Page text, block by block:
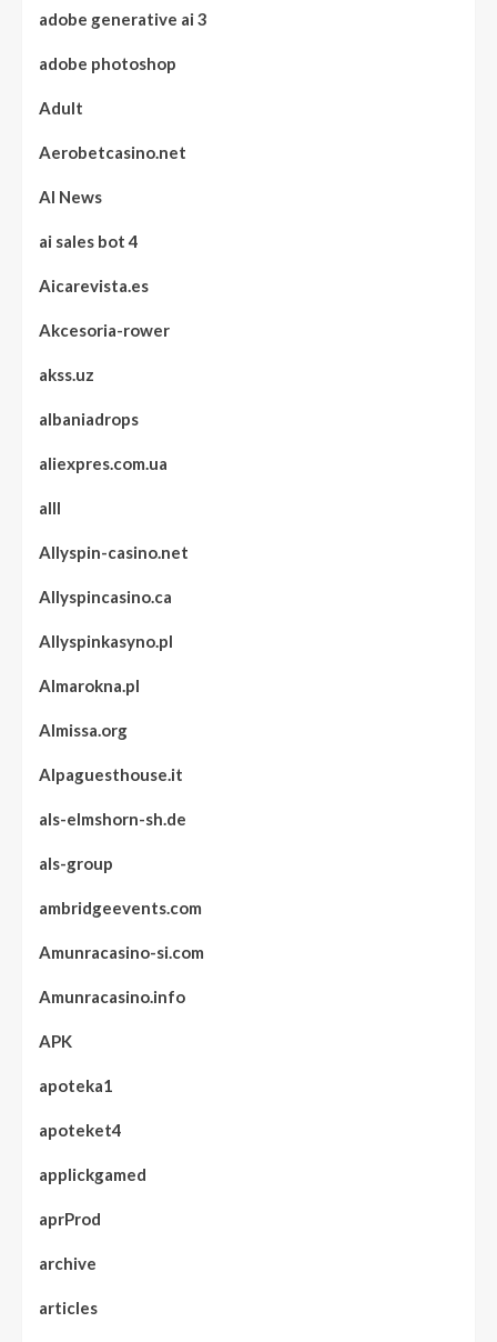
adobe generative ai 3
adobe photoshop
Adult
Aerobetcasino.net
AI News
ai sales bot 4
Aicarevista.es
Akcesoria-rower
akss.uz
albaniadrops
aliexpres.com.ua
alll
Allyspin-casino.net
Allyspincasino.ca
Allyspinkasyno.pl
Almarokna.pl
Almissa.org
Alpaguesthouse.it
als-elmshorn-sh.de
als-group
ambridgeevents.com
Amunracasino-si.com
Amunracasino.info
APK
apoteka1
apoteket4
applickgamed
aprProd
archive
articles